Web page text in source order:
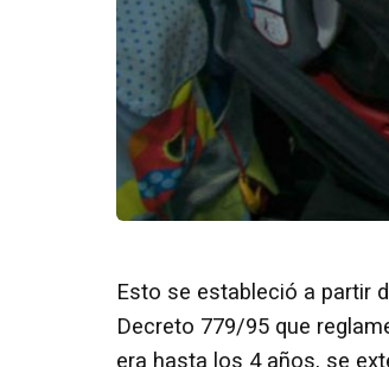
Esto se estableció a partir
Decreto 779/95 que
era hasta los 4 años, se